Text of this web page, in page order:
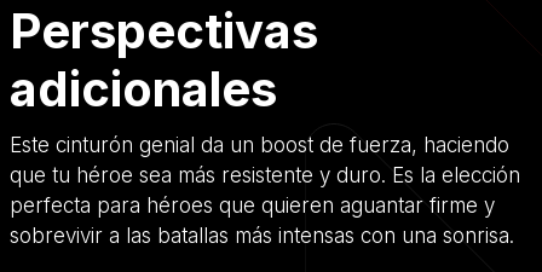
Perspectivas
adicionales
Este cinturón genial da un boost de fuerza, haciendo
que tu héroe sea más resistente y duro. Es la elección
perfecta para héroes que quieren aguantar firme y
sobrevivir a las batallas más intensas con una sonrisa.